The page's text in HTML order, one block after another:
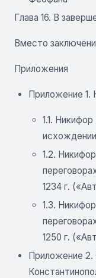
Глава 16. В
Вместо
Приложения
Приложение
1.1.
1.2.
1234 г.
1.3.
1250 г.
Приложение 2.